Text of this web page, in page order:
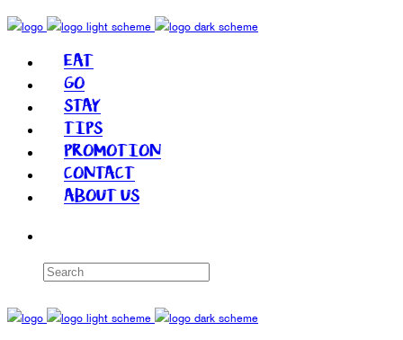
EAT
GO
STAY
TIPS
PROMOTION
CONTACT
ABOUT US